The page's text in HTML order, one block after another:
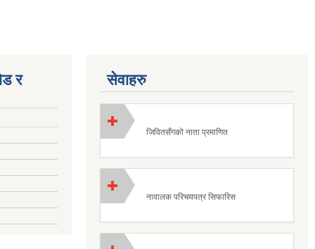
र
सेवाहरु
जिवितसँगको नाता प्रमाणित
नावालक परिचयपत्र सिफारिस